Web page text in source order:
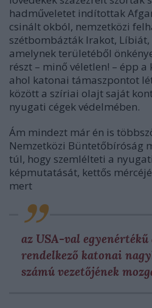
hadműveletet indítottak
csinált okból, nemzetközi
szétbombázták Irakot,
amelynek területéből
részt – minő véletlen! – épp
ahol katonai támaszpontot
között a szíriai olajt saját
nyugati cégek védelmében.
Ám mindezt már én is
Nemzetközi Büntetőbíróság
túl, hogy szemlélteti a
képmutatását, kettős
mert
az USA-val
rendelkező katonai
számú vezetőjének